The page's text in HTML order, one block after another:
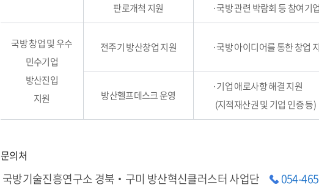
판로개척 지원 ·국방 관련 박람회 등 참여기
국방 창업 및 우수
민수기업
방산진입
지원
전주기 방산창업 지원 ·국방 아이디어를 통한 창업
방산헬프데스크 운영
·기업 애로사항 해결 지원
(지적재산권 및 기업 인증 등)
문의처
국방기술진흥연구소 경북‧구미 방산혁신클러스터 사업단 054-